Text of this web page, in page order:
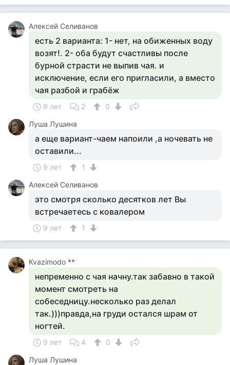
Алексей Селиванов
есть 2 варианта: 1- нет, на обиженных воду
возят!. 2- оба будут счастливы после
бурной страсти не выпив чая. и
исключение, если его пригласили, а вместо
чая разбой и грабёж
9 лет 2
0
Луша Лушина
а еще вариант-чаем напоили ,а ночевать не
оставили...
9 лет
1
Алексей Селиванов
это смотря сколько десятков лет Вы
встречаетесь с ковалером
9 лет 1
Kvazimodo **
непременно с чая начну.так забавно в такой
момент смотреть на
собеседницу.несколько раз делал
так.)))правда,на груди остался шрам от
ногтей.
9 лет 4
0
Луша Лушина